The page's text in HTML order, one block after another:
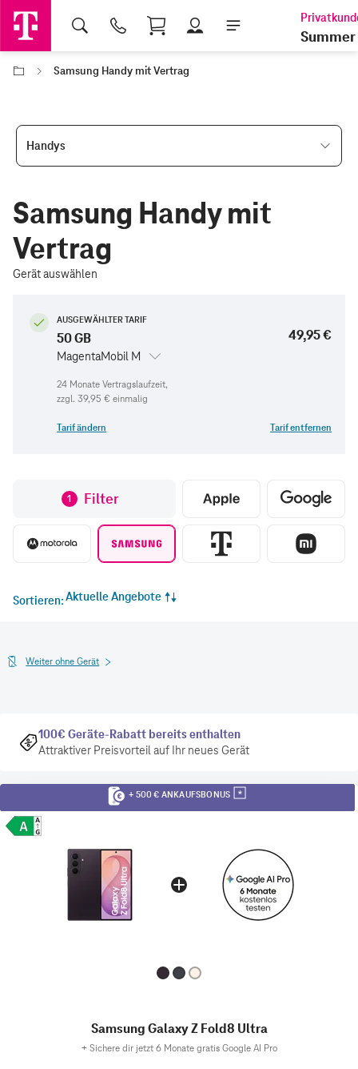
Shopping Cart
Summer
Samsung Handy mit Vertrag
Handys
Samsung Handy mit
Vertrag
Gerät auswählen
AUSGEWÄHLTER TARIF
50 GB
MagentaMobil M
49,95 €
zzgl. 39,95 € einmalig
Tarif ändern Tarif entfernen
1 Filter
Sortieren Aktuelle Angebote
Weiter ohne Gerät
100€ Geräte-Rabatt bereits enthalten
Attraktiver Preisvorteil auf Ihr neues Gerät
+ 500 € ANKAUFSBONUS
Samsung Galaxy Z Fold8 Ultra
+ Sichere dir jetzt 6 Monate gratis Google AI Pro